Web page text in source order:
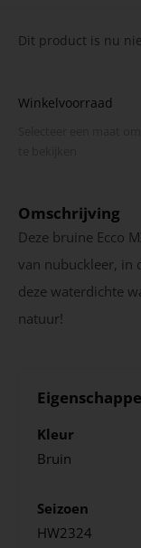
Dit product is nu
Winkelvoorraad
Omschrijving
Deze bruine Ecco
van nubuckleer, in
deze waterdichte
natuur!
Kleur
Bruin
Seizoen
HW2324